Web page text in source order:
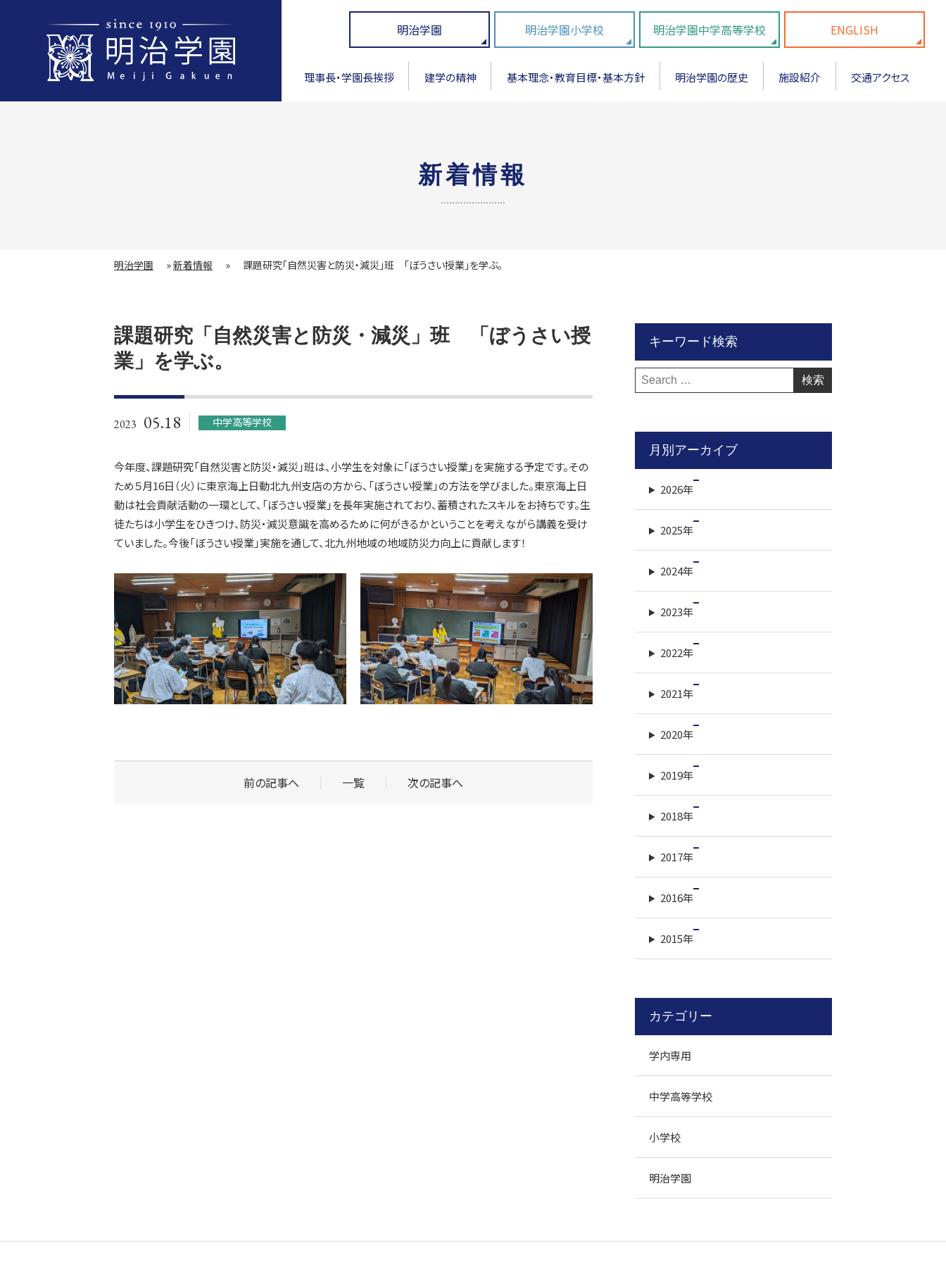
明治学園 明治学園小学校 明治学園中学高等学校 ENGLISH
理事長・学園長挨拶 建学の精神 基本理念・教育目標・基本方針 明治学園の歴史 施設紹介 交通アクセス
新着情報
明治学園 »新着情報 » 課題研究「自然災害と防災・減災」班 「ぼうさい授業」を学ぶ。
課題研究「自然災害と防災・減災」班 「ぼうさい授
業」を学ぶ。
2023 05.18 中学高等学校
今年度、課題研究「自然災害と防災・減災」班は、小学生を対象に「ぼうさい授業」を実施する予定です。その
ため５月16日（火）に東京海上日動北九州支店の方から、「ぼうさい授業」の方法を学びました。東京海上日
動は社会貢献活動の一環として、「ぼうさい授業」を長年実施されており、蓄積されたスキルをお持ちです。生
徒たちは小学生をひきつけ、防災・減災意識を高めるために何がきるかということを考えながら講義を受け
ていました。今後「ぼうさい授業」実施を通して、北九州地域の地域防災力向上に貢献します！
前の記事へ 一覧 次の記事へ
キーワード検索
検
索:
月別アーカイブ
2026年
2025年
2024年
2023年
2022年
2021年
2020年
2019年
2018年
2017年
2016年
2015年
カテゴリー
学内専用
中学高等学校
小学校
明治学園